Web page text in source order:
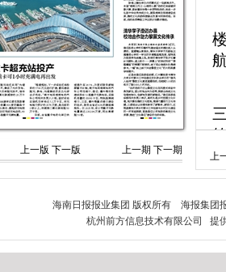
上一版 下一版 上一期 下一期
上